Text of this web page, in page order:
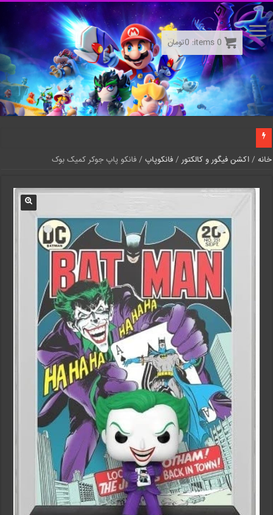
خانه /اکشن فیگور و کالکتور /فانکوپاپ / فانکو پاپ جوکر کمیک بوک
0
items:
0تومان